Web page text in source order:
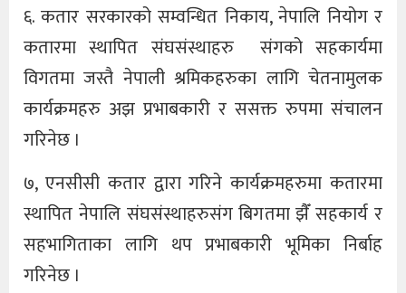
६. कतार सरकारको सम्वन्धित निकाय, नेपालि नियोग र
कतारमा स्थापित संघसंस्थाहरु संगको सहकार्यमा
विगतमा जस्तै नेपाली श्रमिकहरुका लागि चेतनामुलक
कार्यक्रमहरु अझ प्रभाबकारी र ससक्त रुपमा संचालन
गरिनेछ ।
७, एनसीसी कतार द्वारा गरिने कार्यक्रमहरुमा कतारमा
स्थापित नेपालि संघसंस्थाहरुसंग बिगतमा झैँ सहकार्य र
सहभागिताका लागि थप प्रभाबकारी भूमिका निर्बाह
गरिनेछ ।